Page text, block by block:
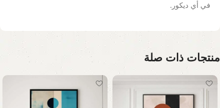
في أي ديكور.
منتجات ذات صلة